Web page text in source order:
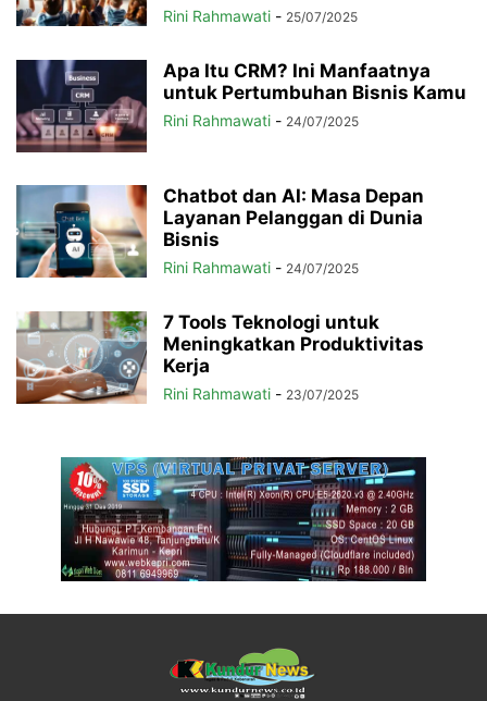
Rini Rahmawati - 25/07/2025
Apa Itu CRM? Ini Manfaatnya
untuk Pertumbuhan Bisnis Kamu
Rini Rahmawati - 24/07/2025
Chatbot dan AI: Masa Depan
Layanan Pelanggan di Dunia
Bisnis
Rini Rahmawati - 24/07/2025
7 Tools Teknologi untuk
Meningkatkan Produktivitas
Kerja
Rini Rahmawati - 23/07/2025